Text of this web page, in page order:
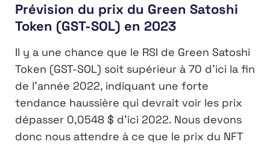
Prévision du prix du Green Satoshi
Token (GST-SOL) en 2023
Il y a une chance que le RSI de Green Satoshi
Token (GST-SOL) soit supérieur à 70 d’ici la fin
de l’année 2022, indiquant une forte
tendance haussière qui devrait voir les prix
dépasser 0,0548 $ d’ici 2022. Nous devons
donc nous attendre à ce que le prix du NFT